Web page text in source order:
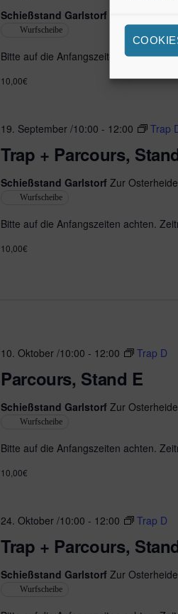
Schießstand Garlstorf
Wurfscheibe
Bitte auf die Anfangszeiten achten.
10,00€
Trap + Parcours,
19. September /10:00 - 12:00 Trap
Schießstand Garlstorf Zur
Wurfscheibe
Bitte auf die Anfangszeiten achten.
10,00€
Parcours, Stand E
10. Oktober /10:00 - 12:00 Trap D
Schießstand Garlstorf Zur
Wurfscheibe
Bitte auf die Anfangszeiten achten.
10,00€
Trap + Parcours,
24. Oktober /10:00 - 12:00 Trap D
Schießstand Garlstorf Zur
Wurfscheibe